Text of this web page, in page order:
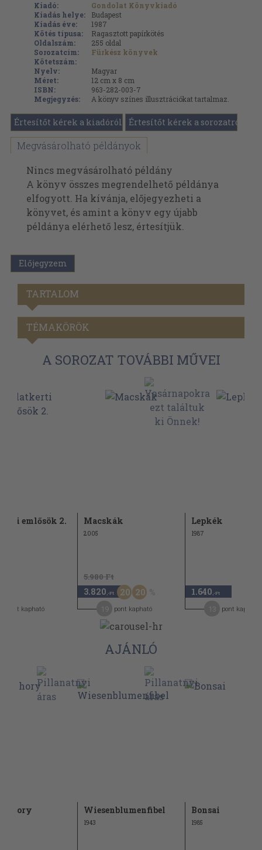
Kiadó:
Gondolat Könyvkiadó
Kiadás helye:
Budapest
Kiadás éve:
1987
Kötés típusa:
Ragasztott papírkötés
Oldalszám:
255 oldal
Sorozatcím:
Fürkész könyvek
Kötetszám:
Nyelv:
Magyar
Méret:
12 cm x 8 cm
ISBN:
963-282-003-7
Megjegyzés:
A könyv színes illusztrációkat tartalmaz.
Értesítőt kérek a kiadóról Értesítőt kérek a sorozatról
Megvásárolható példányok
Nincs megvásárolható példány
A könyv összes megrendelhető példánya
elfogyott. Ha kívánja, előjegyezheti a
könyvet, és amint a könyv egy újabb
példánya elérhető lesz, értesítjük.
Előjegyzem
TARTALOM
TÉMAKÖRÖK
A SOROZAT TOVÁBBI MŰVEI
emlősök 2.
pont kapható
Macskák
2005
5.980 Ft
3.820 ,-Ft 20 20
pont kapható
Lepkék
1987
1.640 ,-Ft
pont kapható
AJÁNLÓ
a hory Wiesenblumenfibel
1943
Bonsai
1985